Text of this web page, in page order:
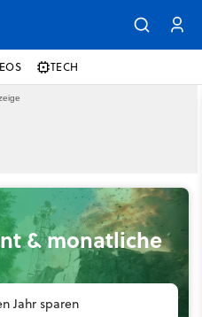
TECH
& monatliche
Jahr sparen